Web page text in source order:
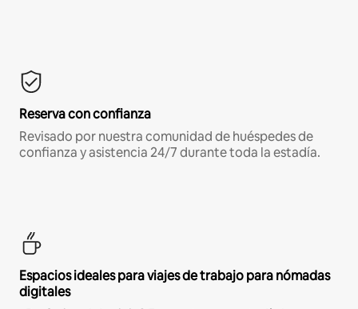
Reserva con confianza
Revisado por nuestra comunidad de huéspedes de
confianza y asistencia 24/7 durante toda la estadía.
Espacios ideales para viajes de trabajo para nómadas
digitales